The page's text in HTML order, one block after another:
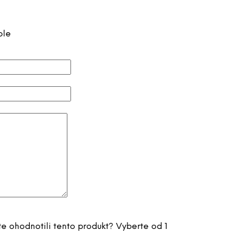
ohodnotili tento produkt? Vyberte od 1